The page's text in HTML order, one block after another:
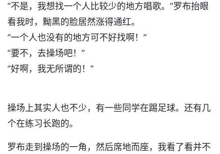
“不是，我想找一个人比较少的地方唱歌。”罗布抬眼
看我时，黝黑的脸居然涨得通红。
“一个人也没有的地方可不好找啊！”
“要不，去操场吧！”
“好啊，我无所谓的！”
操场上其实人也不少，有一些同学在踢足球。还有几
个在练习长跑的。
罗布走到操场的一角，然后席地而座，我看了看并不